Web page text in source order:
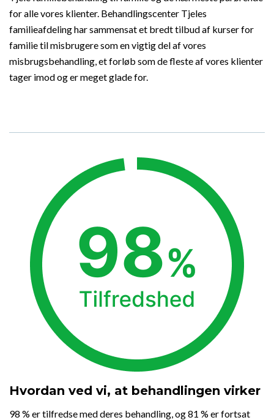
for alle vores klienter. Behandlingscenter Tjeles
familieafdeling har sammensat et bredt tilbud af kurser for
familie til misbrugere som en vigtig del af vores
misbrugsbehandling, et forløb som de fleste af vores klienter
tager imod og er meget glade for.
Hvordan ved vi, at behandlingen virker
98 % er tilfredse med deres behandling, og 81 % er fortsat